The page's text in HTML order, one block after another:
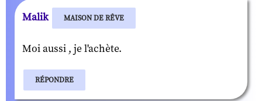
Malik MAISON DE RÊVE
Moi aussi , je l'achète.
RÉPONDRE